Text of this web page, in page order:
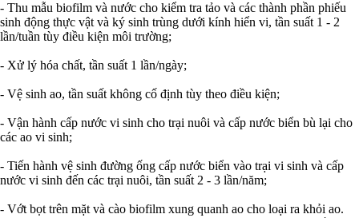
- Thu mẫu biofilm và nước cho kiểm tra tảo và các thành phần phiếu
sinh động thực vật và ký sinh trùng dưới kính hiển vi, tần suất 1 - 2
lần/tuần tùy điều kiện môi trường;
- Xử lý hóa chất, tần suất 1 lần/ngày;
- Vệ sinh ao, tần suất không cố định tùy theo điều kiện;
- Vận hành cấp nước vi sinh cho trại nuôi và cấp nước biển bù lại cho
các ao vi sinh;
- Tiến hành vệ sinh đường ống cấp nước biển vào trại vi sinh và cấp
nước vi sinh đến các trại nuôi, tần suất 2 - 3 lần/năm;
- Vớt bọt trên mặt và cào biofilm xung quanh ao cho loại ra khỏi ao.